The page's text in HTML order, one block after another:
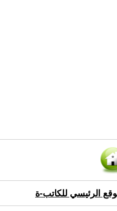
الرئيسي للكاتب-ة